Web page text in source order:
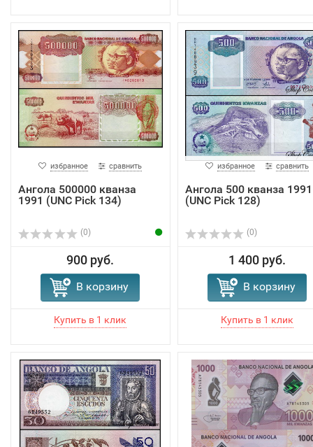
избранное сравнить
Ангола 500000 кванза
1991 (UNC Pick 134)
(0)
900 руб.
В корзину
избранное сравнить
Ангола 500 кванза 1991
(UNC Pick 128)
(0)
1 400 руб.
В корзину